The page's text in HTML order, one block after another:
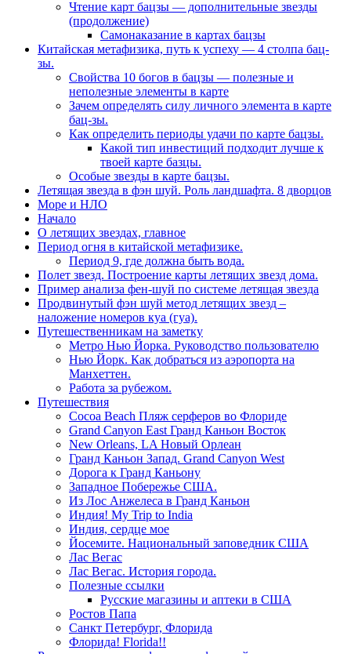
Чтение карт бацзы — дополнительные звезды
(продолжение)
Самонаказание в картах бацзы
Китайская метафизика, путь к успеху — 4 столпа бац-
зы.
Свойства 10 богов в бацзы — полезные и
неполезные элементы в карте
Зачем определять силу личного элемента в карте
бац-зы.
Как определить периоды удачи по карте бацзы.
Какой тип инвестиций подходит лучше к
твоей карте базцы.
Особые звезды в карте бацзы.
Летящая звезда в фэн шуй. Роль ландшафта. 8 дворцов
Море и НЛО
Начало
О летящих звездах, главное
Период огня в китайской метафизике.
Период 9, где должна быть вода.
Полет звезд. Построение карты летящих звезд дома.
Пример анализа фен-шуй по системе летящая звезда
Продвинутый фэн шуй метод летящих звезд –
наложение номеров куа (гуа).
Путешественникам на заметку
Метро Нью Йорка. Руководство пользователю
Нью Йорк. Как добраться из аэропорта на
Манхеттен.
Работа за рубежом.
Путешествия
Cocoa Beach Пляж серферов во Флориде
Grand Canyon East Гранд Каньон Восток
New Orleans, LA Новый Орлеан
Гранд Каньон Запад. Grand Canyon West
Дорога к Гранд Каньону
Западное Побережье США.
Из Лос Анжелеса в Гранд Каньон
Индия! My Trip to India
Индия, сердце мое
Йосемите. Национальный заповедник США
Лас Вегас
Лас Вегас. История города.
Полезные ссылки
Русские магазины и аптеки в США
Ростов Папа
Санкт Петербург, Флорида
Флорида! Florida!!